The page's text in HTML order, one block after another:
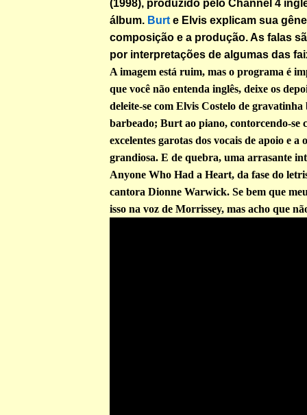
(1998), produzido pelo Channel 4
álbum. Burt e Elvis explicam sua
composição e a produção. As falas
por interpretações de algumas das
A imagem está ruim, mas o programa é
que você não entenda inglês, deixe os
deleite-se com Elvis Costelo de gravatinha
barbeado; Burt ao piano, contorcendo-se
excelentes garotas dos vocais de apoio e a
grandiosa. E de quebra, uma arrasante
Anyone Who Had a Heart, da fase do
cantora Dionne Warwick. Se bem que
isso na voz de Morrissey, mas acho que